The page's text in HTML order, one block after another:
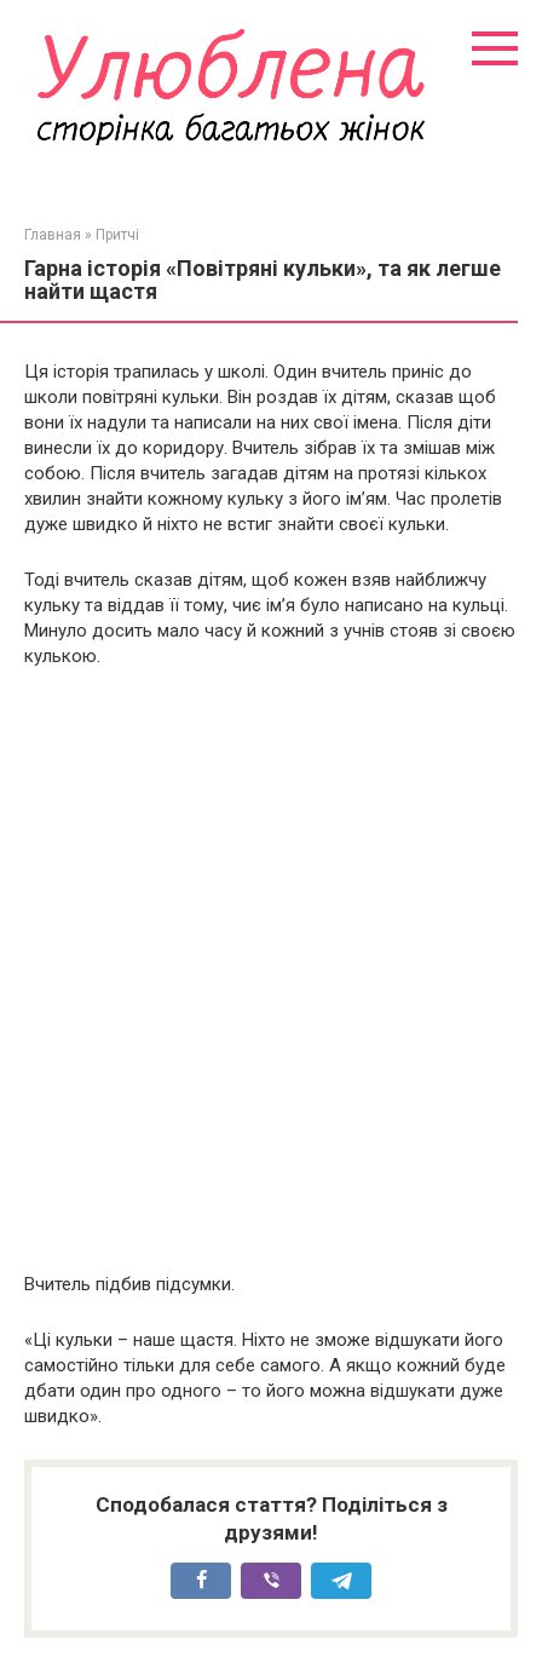
контенту
Главная » Притчі
Гарна історія «Повітряні кульки», та як легше
найти щастя
Ця історія трапилась у школі. Один вчитель приніс до
школи повітряні кульки. Він роздав їх дітям, сказав щоб
вони їх надули та написали на них свої імена. Після діти
винесли їх до коридору. Вчитель зібрав їх та змішав між
собою. Після вчитель загадав дітям на протязі кількох
хвилин знайти кожному кульку з його ім’ям. Час пролетів
дуже швидко й ніхто не встиг знайти своєї кульки.
Тоді вчитель сказав дітям, щоб кожен взяв найближчу
кульку та віддав її тому, чиє ім’я було написано на кульці.
Минуло досить мало часу й кожний з учнів стояв зі своєю
кулькою.
Вчитель підбив підсумки.
«Ці кульки – наше щастя. Ніхто не зможе відшукати його
самостійно тільки для себе самого. А якщо кожний буде
дбати один про одного – то його можна відшукати дуже
швидко».
Сподобалася стаття? Поділіться з
друзями!